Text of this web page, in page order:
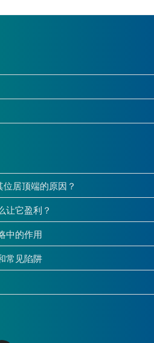
居顶端的原因？
让它盈利？
中的作用
常见陷阱